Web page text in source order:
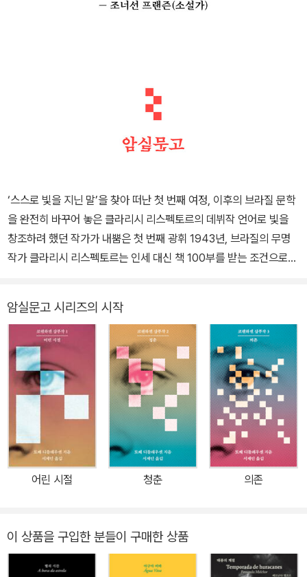
‘스스로 빛을 지닌 말’을 찾아 떠난 첫 번째 여정, 이후의 브라질 문학
을 완전히 바꾸어 놓은 클라리시 리스펙토르의 데뷔작 언어로 빛을
창조하려 했던 작가가 내뿜은 첫 번째 광휘 1943년, 브라질의 무명
작가 클라리시 리스펙토르는 인세 대신 책 100부를 받는 조건으로
는 그라샤 아랑냐상을 수상했다. 문학계 인사들은 그녀에게 ‘허리케
인’이라는 별명을 붙였다. 이 작품이 충격을 안겨 준 것은 전례를 찾기
어려울 만큼 과감한 천재성 때문이었다. 심지어 막 작품을 탈고한 리
스펙토르 본인도 이 작품이 소설이 아니라 메모 뭉치에 불과할지도
모른다고 의심했을 정도였다. 그러나 당시 그녀의 연인이었던 작가
루시우 카르도주는 ‘이것은 새로운 문학’이라며 그녀를 간신히 설득
했고, 제임스 조이스가 쓴 『젊은 예술가의 초상』 속 한 구절을 이 작품
의 제목으로 제안하기도 했다. 몇몇 비평가들은 버지니아 울프를 언
급하기도 했다. 그러나 리스펙토르는 그때까지 조이스와 울프를 읽은
적이 없었다고 말했고, 자신의 스타일은 정밀한 무의식 속에서 만들
가들의 흔적을 읽어 냈다. 페르난두 페소아, 프란츠 카프카, 헤르만 헤
세……. 그 총합이 바로 이 작품의 정수였다. 하지만 『야생의 심장 가
까이』는 단순한 모자이크가 아니라 서로 다른 곳에서 모은 것들을 모
암실문고 시리즈의 시작
어린 시절 청춘 의존
이 상품을 구입한 분들이 구매한 상품